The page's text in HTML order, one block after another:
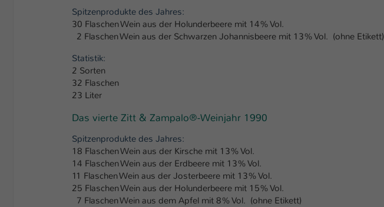
Spitzenprodukte des Jahres:
30 Flaschen Wein aus der Holunderbeere mit 14% Vol.
2 Flaschen Wein aus der Schwarzen Johannisbeere mit 13% Vol. (ohne Etikett)
Statistik:
2 Sorten
32 Flaschen
23 Liter
Das vierte Zitt & Zampalo®-Weinjahr 1990
Spitzenprodukte des Jahres:
18 Flaschen Wein aus der Kirsche mit 13% Vol.
14 Flaschen Wein aus der Erdbeere mit 13% Vol.
11 Flaschen Wein aus der Josterbeere mit 13% Vol.
25 Flaschen Wein aus der Holunderbeere mit 15% Vol.
7 Flaschen Wein aus dem Apfel mit 8% Vol. (ohne Etikett)